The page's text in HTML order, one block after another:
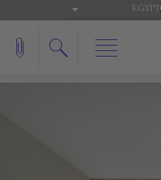
EGYPT